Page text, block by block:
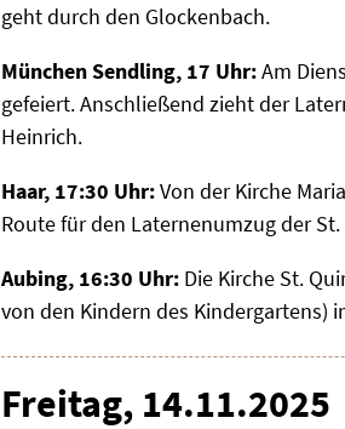
geht durch den Glockenbach.
München Sendling, 17 Uhr:Am
gefeiert. Anschließend zieht der
Heinrich.
Haar, 17:30 Uhr:Von der Kirche
Route für den Laternenumzug der
Aubing, 16:30 Uhr: Die Kirche St.
von den Kindern des Kindergartens)
Freitag, 14.11.2025